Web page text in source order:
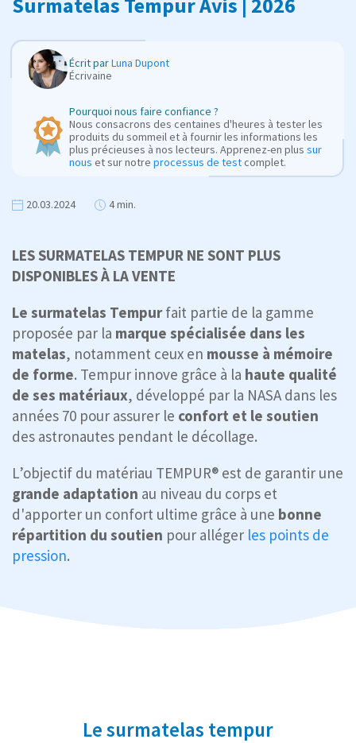
Écrit parLuna Dupont
Écrivaine
Pourquoi nous faire confiance ?
Nous consacrons des centaines d'heures à tester les
produits du sommeil et à fournir les informations les
plus précieuses à nos lecteurs. Apprenez-en plus sur
nous et sur notre processus de testcomplet.
20.03.2024 4 min.
LES SURMATELAS TEMPUR NE SONT PLUS
DISPONIBLES À LA VENTE
Le surmatelas Tempurfait partie de la gamme
proposée par la marque spécialisée dans les
matelas, notamment ceux en mousse à mémoire
de forme. Tempur innove grâce à la haute qualité
de ses matériaux, développé par la NASA dans les
années 70 pour assurer le confort et le soutien
des astronautes pendant le décollage.
L’objectif du matériau TEMPUR® est de garantir une
grande adaptation au niveau du corps et
d'apporter un confort ultime grâce à une bonne
répartition du soutien pour alléger les points de
pression.
Le surmatelas tempur